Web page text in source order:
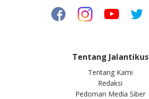
Tentang Jalantikus
Tentang Kami
Redaksi
Pedoman Media Siber